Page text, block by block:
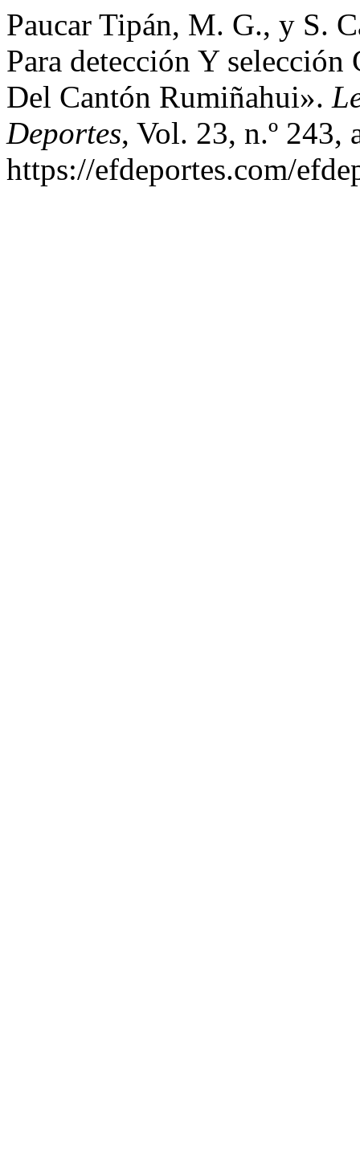
Paucar Tipán, M. G., y S.
Para detección Y
Del Cantón Rumiñahui».
Deportes, Vol. 23, n.º 243,
https://efdeportes.com/